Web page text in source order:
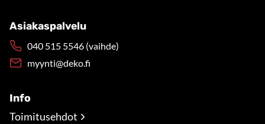
Asiakaspalvelu
040 515 5546 (vaihde)
myynti@deko.fi
Info
Toimitusehdot